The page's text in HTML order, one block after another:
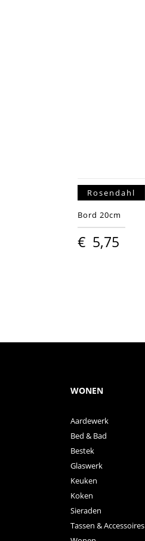
Rosendahl
Bord 20cm
€ 5,75
WONEN
Aardewerk
Bed & Bad
Bestek
Glaswerk
Keuken
Koken
Sieraden
Tassen & Accessoires